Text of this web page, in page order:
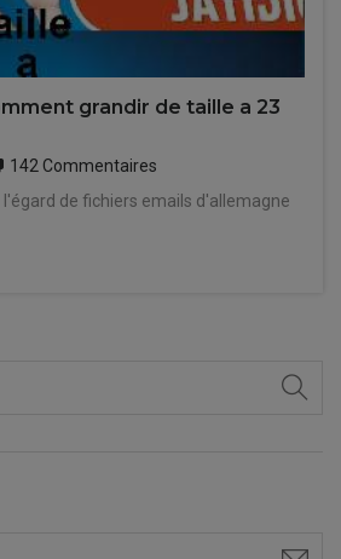
grandir de taille a 23
142 Commentaires
de fichiers emails d'allemagne